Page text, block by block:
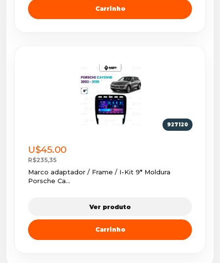
Carrinho
927120
U$45.00
R$235,35
Marco adaptador / Frame / I-Kit 9* Moldura
Porsche Ca...
Ver produto
Carrinho